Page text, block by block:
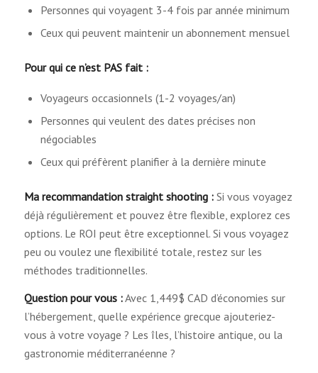
Personnes qui voyagent 3-4 fois par année minimum
Ceux qui peuvent maintenir un abonnement mensuel
Pour qui ce n’est PAS fait :
Voyageurs occasionnels (1-2 voyages/an)
Personnes qui veulent des dates précises non
négociables
Ceux qui préfèrent planifier à la dernière minute
Ma recommandation straight shooting :Si vous voyagez
déjà régulièrement et pouvez être flexible, explorez ces
options. Le ROI peut être exceptionnel. Si vous voyagez
peu ou voulez une flexibilité totale, restez sur les
méthodes traditionnelles.
Question pour vous :Avec 1,449$ CAD d’économies sur
l’hébergement, quelle expérience grecque ajouteriez-
vous à votre voyage ? Les îles, l’histoire antique, ou la
gastronomie méditerranéenne ?